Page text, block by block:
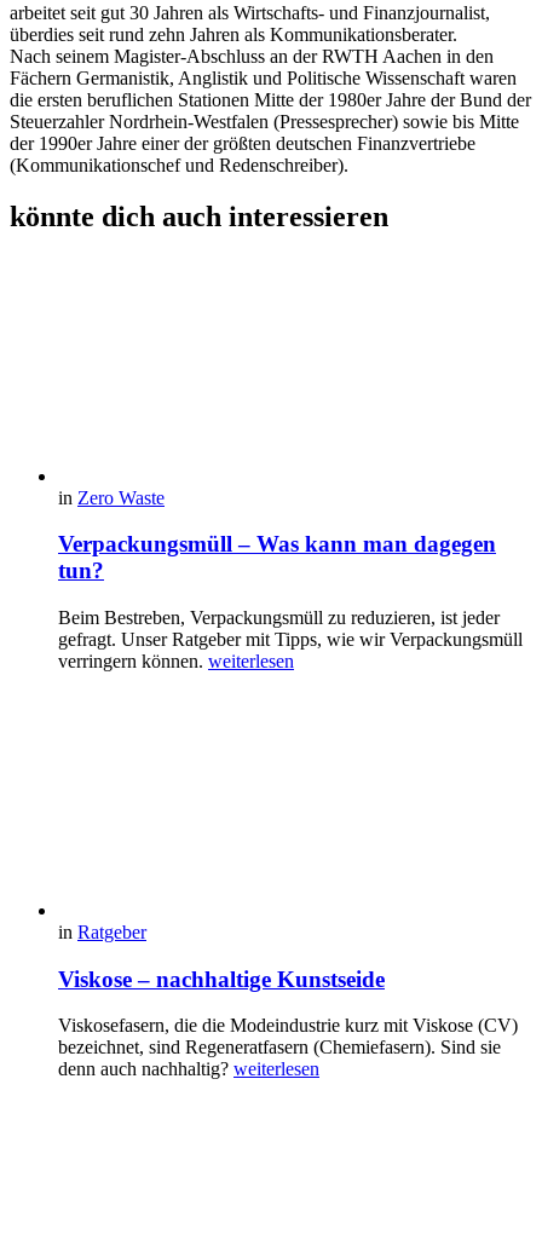
arbeitet seit gut 30 Jahren als Wirtschafts- und Finanzjournalist,
überdies seit rund zehn Jahren als Kommunikationsberater.
Nach seinem Magister-Abschluss an der RWTH Aachen in den
Fächern Germanistik, Anglistik und Politische Wissenschaft waren
die ersten beruflichen Stationen Mitte der 1980er Jahre der Bund der
Steuerzahler Nordrhein-Westfalen (Pressesprecher) sowie bis Mitte
der 1990er Jahre einer der größten deutschen Finanzvertriebe
(Kommunikationschef und Redenschreiber).
könnte dich auch interessieren
in Zero Waste
Verpackungsmüll – Was kann man dagegen
tun?
Beim Bestreben, Verpackungsmüll zu reduzieren, ist jeder
gefragt. Unser Ratgeber mit Tipps, wie wir Verpackungsmüll
verringern können. weiterlesen
in Ratgeber
Viskose – nachhaltige Kunstseide
Viskosefasern, die die Modeindustrie kurz mit Viskose (CV)
bezeichnet, sind Regeneratfasern (Chemiefasern). Sind sie
denn auch nachhaltig? weiterlesen